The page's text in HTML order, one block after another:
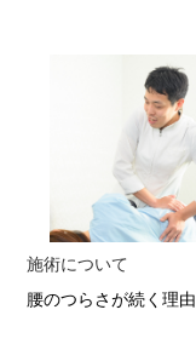
施術について
腰のつらさが続く理由